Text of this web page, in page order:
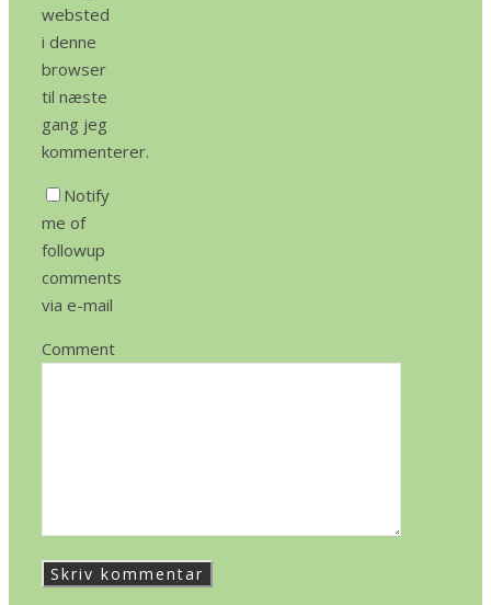
websted
i denne
browser
til næste
gang jeg
kommenterer.
Notify
me of
followup
comments
via e-mail
Comment